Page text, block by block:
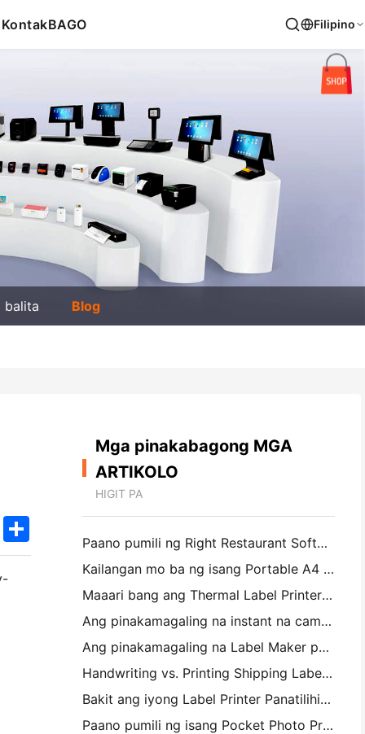
KontakBAGO Filipino
balita Blog
TwitterShare
Mga pinakabagong MGA
ARTIKOLO
HIGIT PA
Paano pumili ng Right Restaurant Software para sa iyong Maliit o Midsize Restaurant
Kailangan mo ba ng isang Portable A4 Printer para sa mga Warehouse Invoices? Ano talagang gumagana
Maaari bang ang Thermal Label Printers ay gumawa ng Waterproof Labels para sa mga maliliit na Producto ng negosyo?
Ang pinakamagaling na instant na camera para sa mga magsimula na ayaw magbasura ng papel
Ang pinakamagaling na Label Maker para sa Pagpapakita at Scrapbooking: Magdagdag ng Karagdagang Color sa bawat Pahina
Handwriting vs. Printing Shipping Labels: Tips for Small Businesses noong 2026
Bakit ang iyong Label Printer Panatilihin ang Jamming?
Paano pumili ng isang Pocket Photo Printer: Isang kumpletong pahayag para sa Pagmamamahayag, Travel, at iPhone Users